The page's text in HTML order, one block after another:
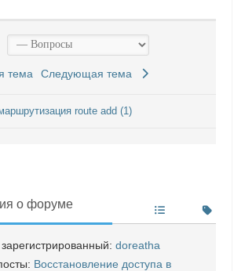
тема Следующая тема
route add (1)
о форуме
doreatha
Восстановление доступа в